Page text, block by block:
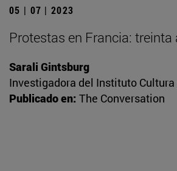
05 | 07 | 2023
Protestas en Francia: treinta
Sarali Gintsburg
Investigadora del Instituto Cultura
Publicado en: The Conversation